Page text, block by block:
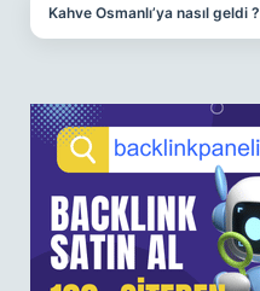
Kahve Osmanlı’ya nasıl geldi ?